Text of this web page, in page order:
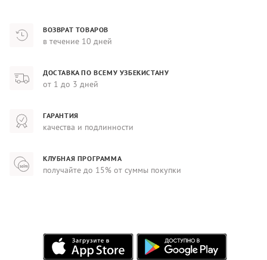
ВОЗВРАТ ТОВАРОВ
в течение 10 дней
ДОСТАВКА ПО ВСЕМУ УЗБЕКИСТАНУ
от 1 до 3 дней
ГАРАНТИЯ
качества и подлинности
КЛУБНАЯ ПРОГРАММА
получайте до 15% от суммы покупки